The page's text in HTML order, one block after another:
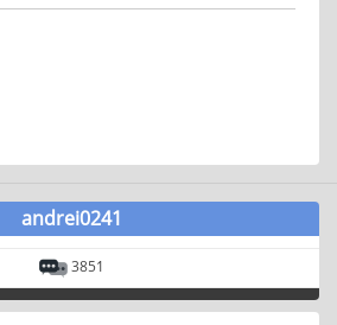
andrei0241
3851